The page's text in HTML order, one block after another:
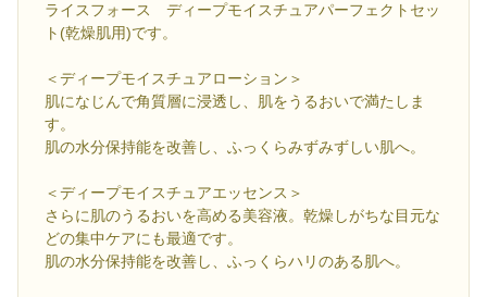
ライスフォース ディープモイスチュアパーフェクトセッ
ト(乾燥肌用)です。
＜ディープモイスチュアローション＞
肌になじんで角質層に浸透し、肌をうるおいで満たしま
す。
肌の水分保持能を改善し、ふっくらみずみずしい肌へ。
＜ディープモイスチュアエッセンス＞
さらに肌のうるおいを高める美容液。乾燥しがちな目元な
どの集中ケアにも最適です。
肌の水分保持能を改善し、ふっくらハリのある肌へ。